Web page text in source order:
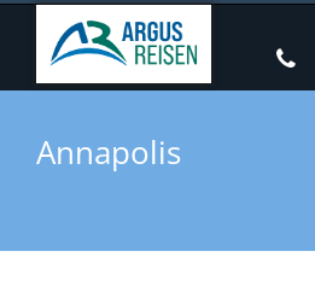
Annapolis